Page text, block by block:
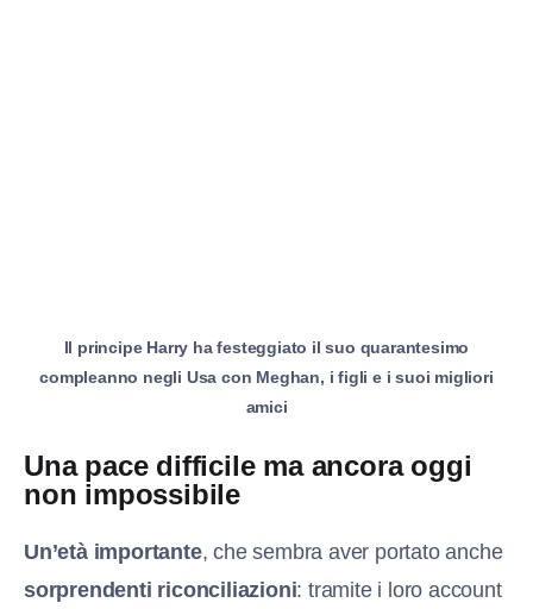
Il principe Harry ha festeggiato il suo quarantesimo
compleanno negli Usa con Meghan, i figli e i suoi migliori
amici
Una pace difficile ma ancora oggi
non impossibile
Un’età importante, che sembra aver portato anche
sorprendenti riconciliazioni: tramite i loro account